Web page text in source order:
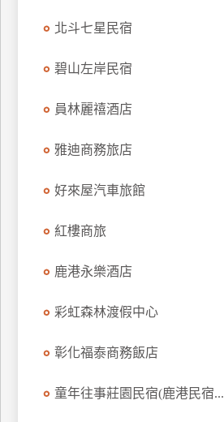
北斗七星民宿
碧山左岸民宿
員林麗禧酒店
雅迪商務旅店
好來屋汽車旅館
紅樓商旅
鹿港永樂酒店
彩虹森林渡假中心
彰化福泰商務飯店
童年往事莊園民宿(鹿港民宿...